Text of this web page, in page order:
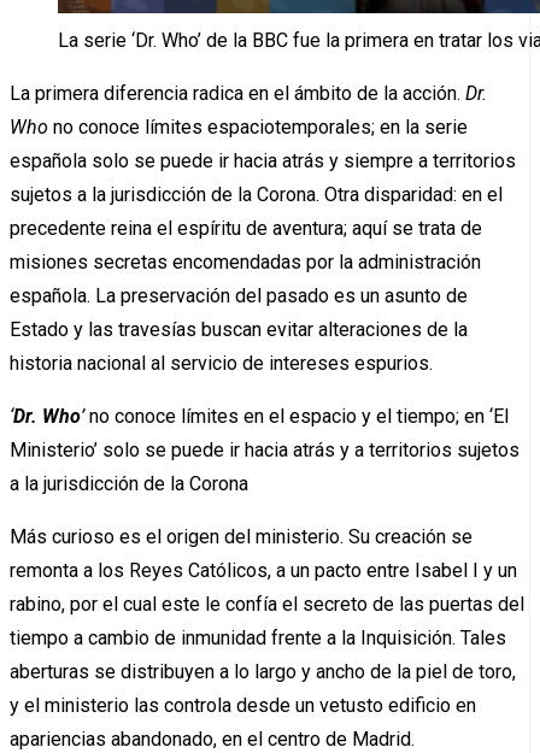
La serie ‘Dr. Who’ de la BBC fue la primera en tratar los
La primera diferencia radica en el ámbito de la acción. Dr.
Who no conoce límites espaciotemporales; en la serie
española solo se puede ir hacia atrás y siempre a territorios
sujetos a la jurisdicción de la Corona. Otra disparidad: en el
precedente reina el espíritu de aventura; aquí se trata de
misiones secretas encomendadas por la administración
española. La preservación del pasado es un asunto de
Estado y las travesías buscan evitar alteraciones de la
historia nacional al servicio de intereses espurios.
‘Dr. Who’no conoce límites en el espacio y el tiempo; en ‘El
Ministerio’ solo se puede ir hacia atrás y a territorios sujetos
a la jurisdicción de la Corona
Más curioso es el origen del ministerio. Su creación se
remonta a los Reyes Católicos, a un pacto entre Isabel I y un
rabino, por el cual este le confía el secreto de las puertas del
tiempo a cambio de inmunidad frente a la Inquisición. Tales
aberturas se distribuyen a lo largo y ancho de la piel de toro,
y el ministerio las controla desde un vetusto edificio en
apariencias abandonado, en el centro de Madrid.